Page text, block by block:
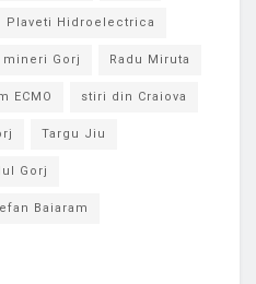
Plaveti Hidroelectrica
Gorj Radu Miruta
ECMO stiri din Craiova
Targu Jiu
Gorj
Baiaram